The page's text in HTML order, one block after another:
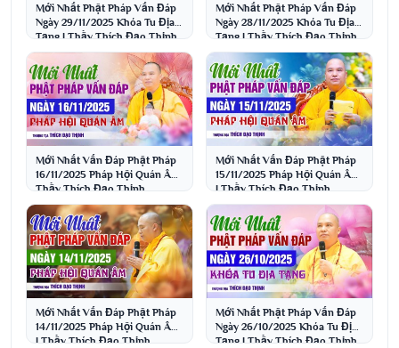
Mới Nhất Phật Pháp Vấn Đáp
Ngày 29/11/2025 Khóa Tu Địa
Tạng | Thầy Thích Đạo Thịnh
Mới Nhất Phật Pháp Vấn Đáp
Ngày 28/11/2025 Khóa Tu Địa
Tạng | Thầy Thích Đạo Thịnh
Mới Nhất Vấn Đáp Phật Pháp
16/11/2025 Pháp Hội Quán Âm|
Thầy Thích Đạo Thịnh
Mới Nhất Vấn Đáp Phật Pháp
15/11/2025 Pháp Hội Quán Âm
| Thầy Thích Đạo Thịnh
Mới Nhất Vấn Đáp Phật Pháp
14/11/2025 Pháp Hội Quán Âm
| Thầy Thích Đạo Thịnh
Mới Nhất Phật Pháp Vấn Đáp
Ngày 26/10/2025 Khóa Tu Địa
Tạng | Thầy Thích Đạo Thịnh